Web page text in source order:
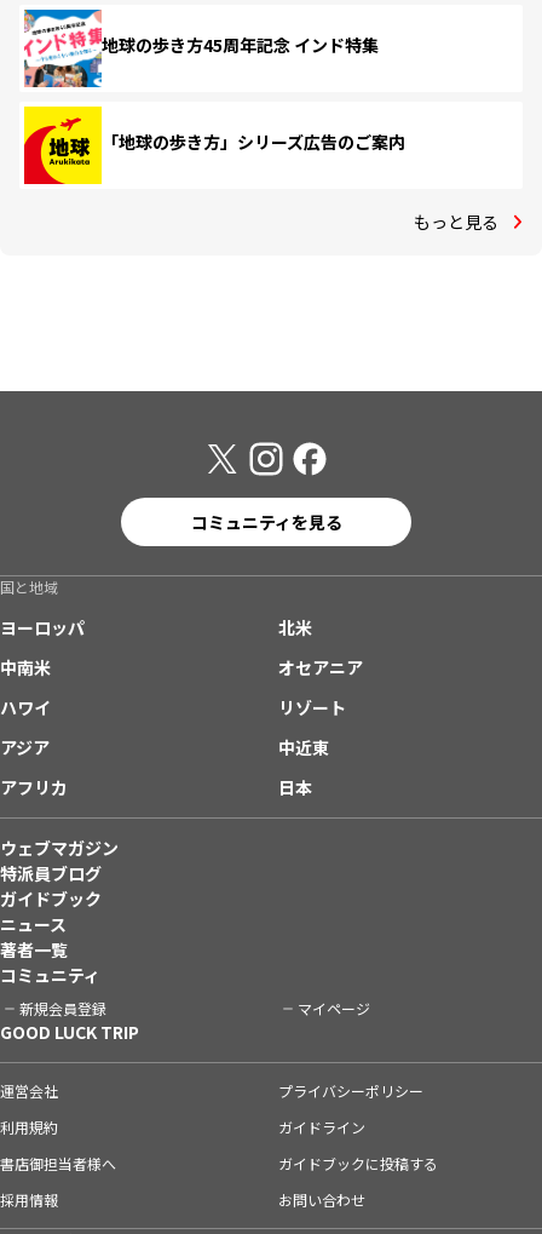
地球の歩き方45周年記念 インド特集
「地球の歩き方」シリーズ広告のご案内
もっと見る
コミュニティを見る
国と地域
ヨーロッパ
北米
中南米
オセアニア
ハワイ
リゾート
アジア
中近東
アフリカ
日本
ウェブマガジン
特派員ブログ
ガイドブック
ニュース
著者一覧
コミュニティ
新規会員登録 マイページ
GOOD LUCK TRIP
運営会社
プライバシーポリシー
利用規約
ガイドライン
書店御担当者様へ
ガイドブックに投稿する
採用情報
お問い合わせ